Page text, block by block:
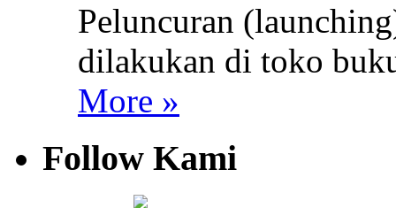
Peluncuran
dilakukan di toko
More »
Follow Kami